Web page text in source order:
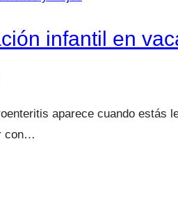
infantil en
aparece cuando
con…